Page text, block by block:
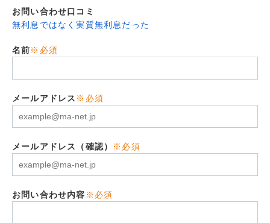
お問い合わせ口コミ
無利息ではなく実質無利息だった
名前※必須
メールアドレス ※必須
メールアドレス（確認） ※必須
お問い合わせ内容 ※必須